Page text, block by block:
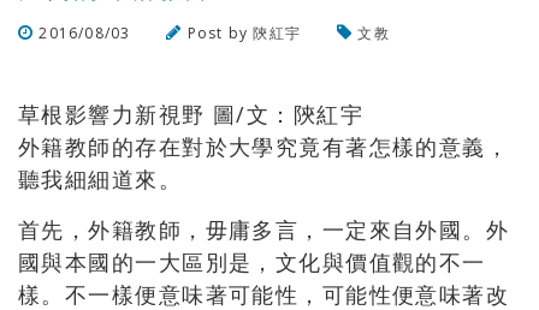
2016/08/03 Post by陝紅宇
文教
草根影響力新視野 圖/文：陝紅宇
外籍教師的存在對於大學究竟有著怎樣的意義，
聽我細細道來。
首先，外籍教師，毋庸多言，一定來自外國。外
國與本國的一大區別是，文化與價值觀的不一
樣。不一樣便意味著可能性，可能性便意味著改